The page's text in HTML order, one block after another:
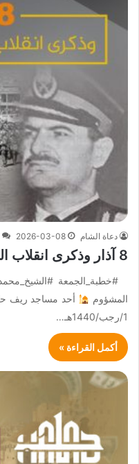
دعاة الشام 2026-03-08
8 آذار وذكرى انقلاب البعث المشؤوم
المشؤوم
1/رجب/1440هـ…
أكمل القراءة »